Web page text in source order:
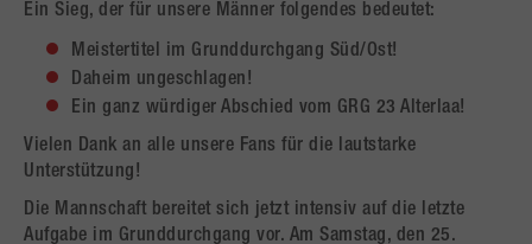
Ein Sieg, der für unsere Männer folgendes bedeutet:
Meistertitel im Grunddurchgang Süd/Ost!
Daheim ungeschlagen!
Ein ganz würdiger Abschied vom GRG 23 Alterlaa!
Vielen Dank an alle unsere Fans für die lautstarke
Unterstützung!
Die Mannschaft bereitet sich jetzt intensiv auf die letzte
Aufgabe im Grunddurchgang vor. Am Samstag, den 25.